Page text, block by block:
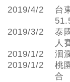
2019/4/2
台
2019/3/2
泰
人
2019/1/2 洄
2019/1/2
桃
合